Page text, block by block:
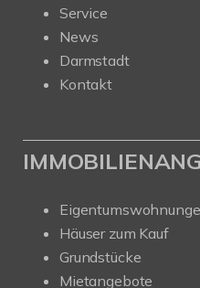
Service
News
Darmstadt
Kontakt
Häuser zum Kauf
Grundstücke
Mietangebote